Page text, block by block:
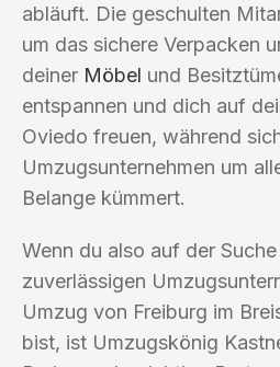
abläuft. Die geschulten
um das sichere Verpacken
deiner Möbel und
entspannen und dich auf
Oviedo freuen, während
Umzugsunternehmen um
Belange kümmert.
Wenn du also auf der
zuverlässigen
Umzug von Freiburg im
bist, ist Umzugskönig